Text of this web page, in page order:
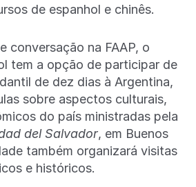
de espanhol e chinês.
conversação na FAAP, o
tem a opção de participar de
de dez dias à Argentina,
sobre aspectos culturais,
do país ministradas pela
del Salvador, em Buenos
também organizará visitas
e históricos.